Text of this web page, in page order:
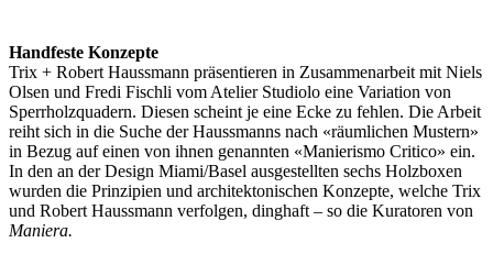
Handfeste Konzepte
Trix + Robert Haussmann präsentieren in Zusammenarbeit mit Niels
Olsen und Fredi Fischli vom Atelier Studiolo eine Variation von
Sperrholzquadern. Diesen scheint je eine Ecke zu fehlen. Die Arbeit
reiht sich in die Suche der Haussmanns nach «räumlichen Mustern»
in Bezug auf einen von ihnen genannten «Manierismo Critico» ein.
In den an der Design Miami/Basel ausgestellten sechs Holzboxen
wurden die Prinzipien und architektonischen Konzepte, welche Trix
und Robert Haussmann verfolgen, dinghaft – so die Kuratoren von
Maniera.